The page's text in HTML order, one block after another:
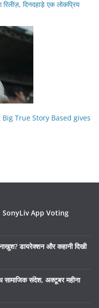
रिलीज़, दिनदहाड़े एक लोकप्रिय
True Story Based gives
SonyLiv App Voting
डायरेक्शन और कहानी दिखी
सामाजिक संदेश, अक्टूबर महीना